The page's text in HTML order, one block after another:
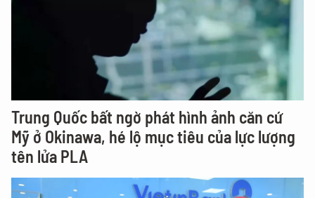
Trung Quốc bất ngờ phát hình ảnh căn cứ
Mỹ ở Okinawa, hé lộ mục tiêu của lực lượng
tên lửa PLA